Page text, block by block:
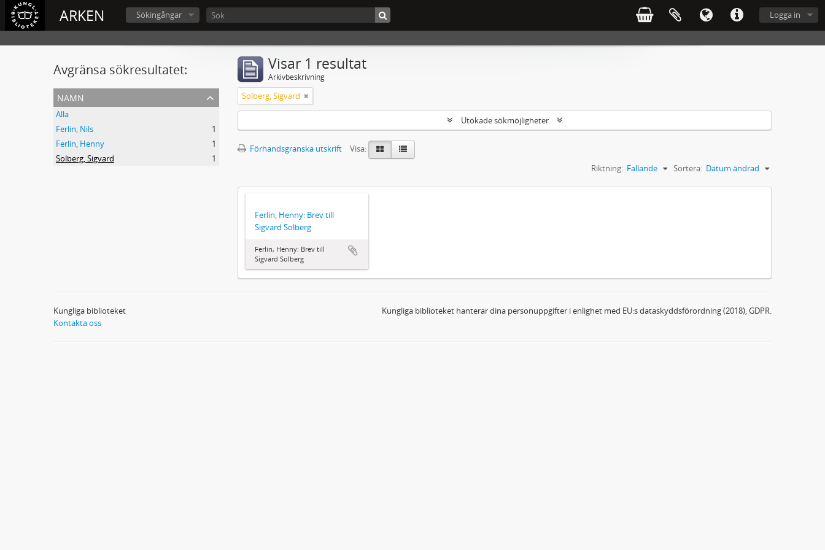
ARKEN Logga in
Sökingångar
Avgränsa sökresultatet:
namn
Alla
Ferlin, Nils
1
Ferlin, Henny
1
Solberg, Sigvard
1
Visar 1 resultat
Arkivbeskrivning
Solberg, Sigvard
Utökade sökmöjligheter
Förhandsgranska utskrift
Visa:
Sortera: Datum ändrad
Riktning: Fallande
Ferlin, Henny: Brev till
Sigvard Solberg
Ferlin, Henny: Brev till
Sigvard Solberg
Kungliga biblioteket
Kontakta oss
Kungliga biblioteket hanterar dina personuppgifter i enlighet med EU:s dataskyddsförordning (2018), GDPR.